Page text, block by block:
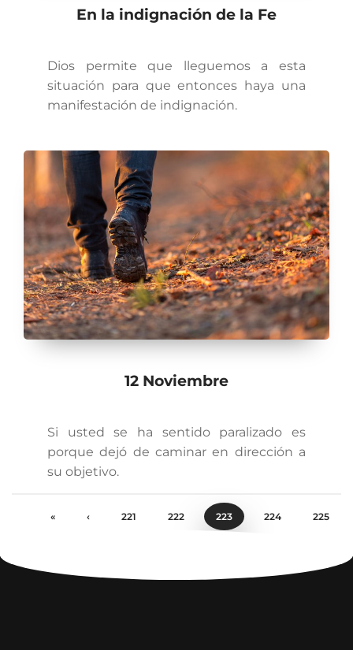
En la indignación de la Fe
Dios permite que lleguemos a esta
situación para que entonces haya una
manifestación de indignación.
12 Noviembre
Si usted se ha sentido paralizado es
porque dejó de caminar en dirección a
su objetivo.
« ‹ 221 222 223 224 225